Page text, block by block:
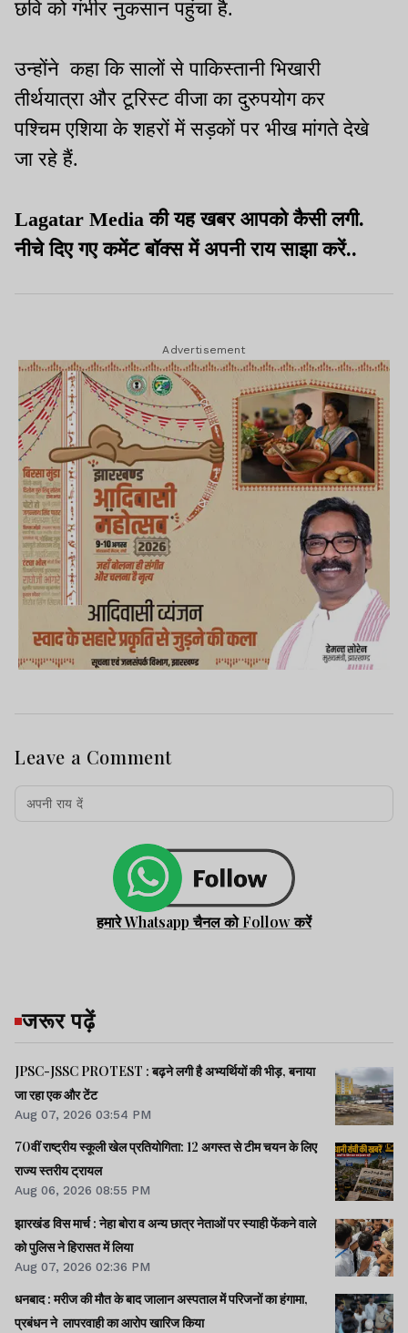
छवि को गंभीर नुकसान पहुंचा है.
उन्होंने कहा कि सालों से पाकिस्तानी भिखारी
तीर्थयात्रा और टूरिस्ट वीजा का दुरुपयोग कर
पश्चिम एशिया के शहरों में सड़कों पर भीख मांगते देखे
जा रहे हैं.
Lagatar Media की यह खबर आपको कैसी लगी.
नीचे दिए गए कमेंट बॉक्स में अपनी राय साझा करें..
Advertisement
Leave a Comment
हमारे Whatsapp चैनल को Follow करें
जरूर पढ़ें
JPSC-JSSC PROTEST : बढ़ने लगी है अभ्यर्थियों की भीड़, बनाया
जा रहा एक और टेंट
Aug 07, 2026 03:54 PM
70वीं राष्ट्रीय स्कूली खेल प्रतियोगिता: 12 अगस्त से टीम चयन के लिए
राज्य स्तरीय ट्रायल
Aug 06, 2026 08:55 PM
झारखंड विस मार्च : नेहा बोरा व अन्य छात्र नेताओं पर स्याही फेंकने वाले
को पुलिस ने हिरासत में लिया
Aug 07, 2026 02:36 PM
धनबाद : मरीज की मौत के बाद जालान अस्पताल में परिजनों का हंगामा,
प्रबंधन ने लापरवाही का आरोप खारिज किया